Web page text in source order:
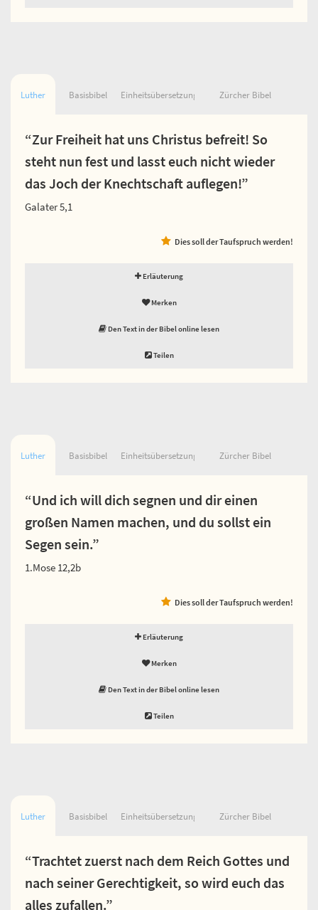
Luther Basisbibel Einheitsübersetzung Zürcher Bibel
“Zur Freiheit hat uns Christus befreit! So
steht nun fest und lasst euch nicht wieder
das Joch der Knechtschaft auflegen!”
Galater 5,1
Dies soll der Taufspruch werden!
Erläuterung
Merken
Den Text in der Bibel online lesen
Teilen
Luther Basisbibel Einheitsübersetzung Zürcher Bibel
“Und ich will dich segnen und dir einen
großen Namen machen, und du sollst ein
Segen sein.”
1.Mose 12,2b
Dies soll der Taufspruch werden!
Erläuterung
Merken
Den Text in der Bibel online lesen
Teilen
Luther Basisbibel Einheitsübersetzung Zürcher Bibel
“Trachtet zuerst nach dem Reich Gottes und
nach seiner Gerechtigkeit, so wird euch das
alles zufallen.”